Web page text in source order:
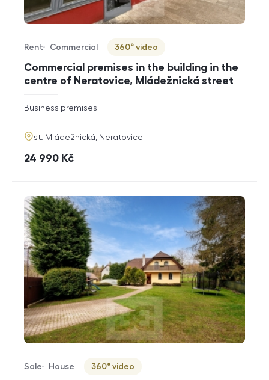
Commercial premises in the building in the
centre of Neratovice, Mládežnická street
Offer type
Rent
Property type
Commercial
Virtuální prohlídka
360° video
rozměry
disposition
Business premises
adresa
st. Mládežnická, Neratovice
cena
24 990 Kč
Offer type
Sale
Property type
House
Virtuální prohlídka
360° video